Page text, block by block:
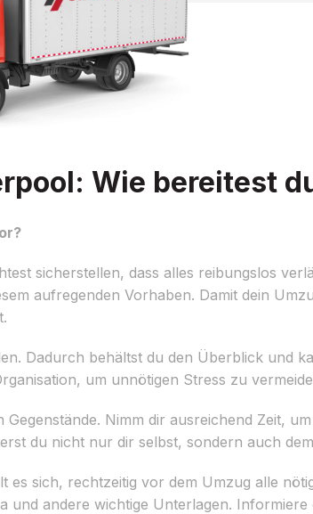
Wie bereitest
sicherstellen, dass alles reibungslos
aufregenden Vorhaben. Damit dein
Dadurch behältst du den Überblick und
um unnötigen Stress zu
Nimm dir ausreichend Zeit,
du nicht nur dir selbst, sondern auch
es sich, rechtzeitig vor dem Umzug alle
und andere wichtige Unterlagen.